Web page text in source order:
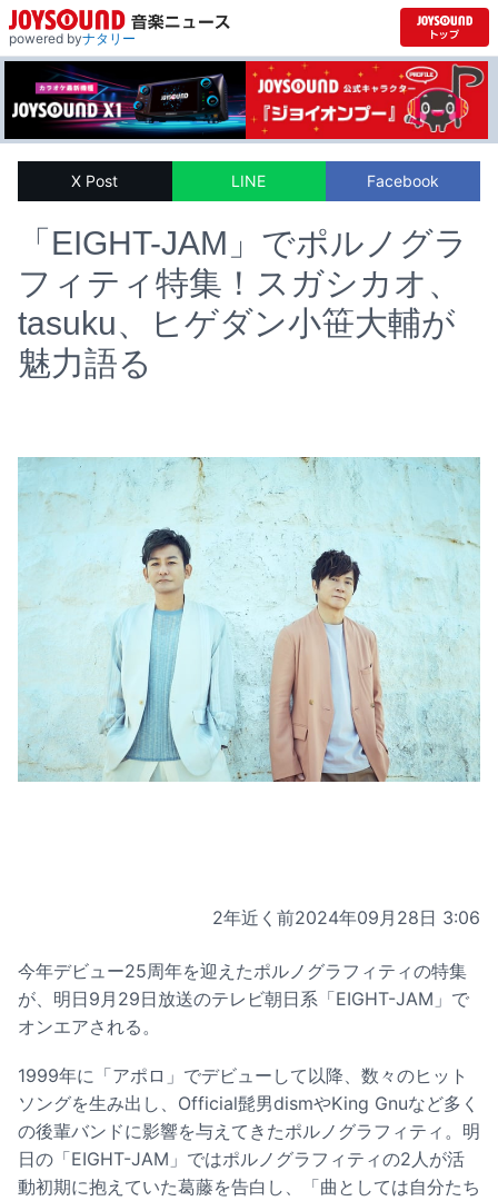
powered byナタリー
X Post LINE Facebook
「EIGHT-JAM」でポルノグラ
フィティ特集！スガシカオ、
tasuku、ヒゲダン小笹大輔が
魅力語る
2年近く前2024年09月28日 3:06
今年デビュー25周年を迎えたポルノグラフィティの特集
が、明日9月29日放送のテレビ朝日系「EIGHT-JAM」で
オンエアされる。
1999年に「アポロ」でデビューして以降、数々のヒット
ソングを生み出し、Official髭男dismやKing Gnuなど多く
の後輩バンドに影響を与えてきたポルノグラフィティ。明
日の「EIGHT-JAM」ではポルノグラフィティの2人が活
動初期に抱えていた葛藤を告白し、「曲としては自分たち